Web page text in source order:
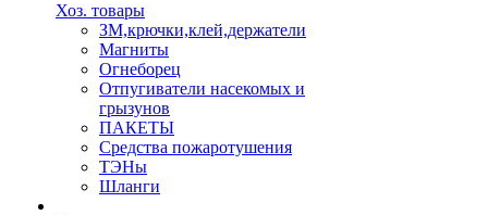
Хоз. товары
ЗМ,крючки,клей,держатели
Магниты
Огнеборец
Отпугиватели насекомых и
грызунов
ПАКЕТЫ
Средства пожаротушения
ТЭНы
Шланги